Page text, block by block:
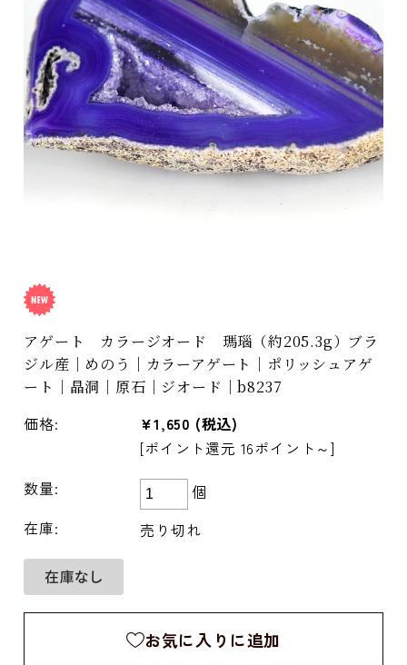
アゲート カラージオード 瑪瑙（約205.3g）ブラ
ジル産｜めのう｜カラーアゲート｜ポリッシュアゲ
ート｜晶洞｜原石｜ジオード｜b8237
価格: ¥1,650 (税込)
[ポイント還元 16ポイント～]
数量:
個
在庫:
売り切れ
お気に入りに追加